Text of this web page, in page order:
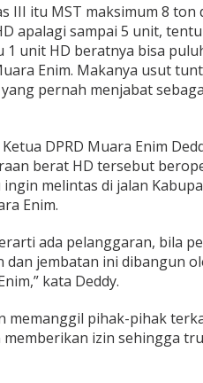
III itu MST maksimum 8 ton
apalagi sampai 5 unit,
1 unit HD beratnya bisa
Enim. Makanya usut
pernah menjabat
DPRD Muara Enim
berat HD tersebut
melintas di jalan
Enim.
ada pelanggaran, bila
dan jembatan ini dibangun
kata Deddy.
memanggil pihak-pihak
izin sehingga